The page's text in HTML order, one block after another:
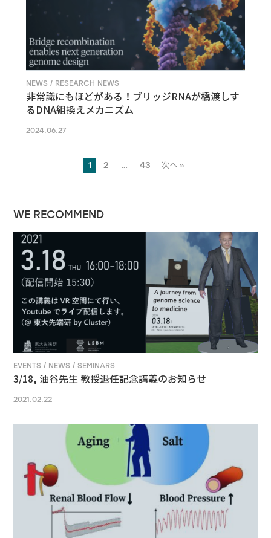
NEWS / RESEARCH NEWS
非常識にもほどがある！ブリッジRNAが橋渡しす
るDNA組換えメカニズム
2024.06.27
1 2 … 43 次へ »
WE RECOMMEND
EVENTS / NEWS / SEMINARS
3/18, 油谷先生 教授退任記念講義のお知らせ
2021.02.22